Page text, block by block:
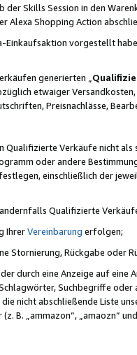
Skills Session in den
Alexa Shopping Action
vorgestellt
generierten „
etwaiger
Preisnachlässe,
Qualifizierte Verkäufe nicht
oder andere
einschließlich der
Qualifizierte
IhrerVereinbarung erfolgen;
Stornierung, Rückgabe oder
durch eine Anzeige auf
Suchbegriffe
nicht abschließende Liste
B. „ammazon“, „amaozn“